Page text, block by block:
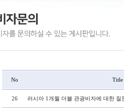
No Title
26 러시아 1개월 더블 관광비자에 대한 질